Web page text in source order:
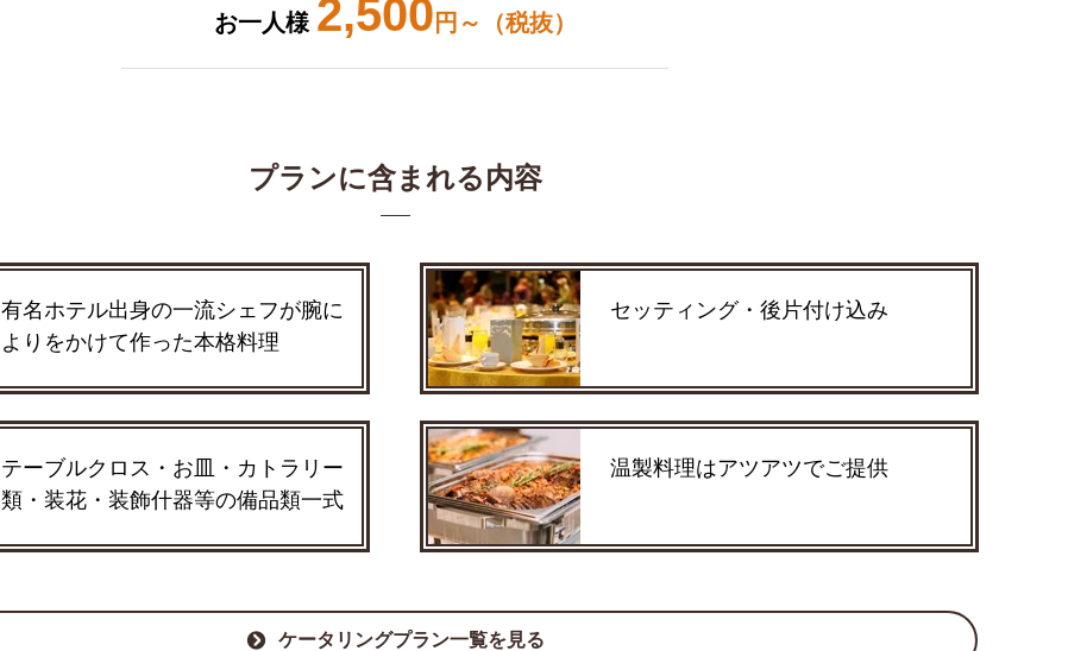
お一人様 2,500 円～（税抜）
プランに含まれる内容
有名ホテル出身の一流シェフが腕に
よりをかけて作った本格料理
セッティング・後片付け込み
テーブルクロス・お皿・カトラリー
類・装花・装飾什器等の備品類一式
温製料理はアツアツでご提供
ケータリングプラン一覧を見る